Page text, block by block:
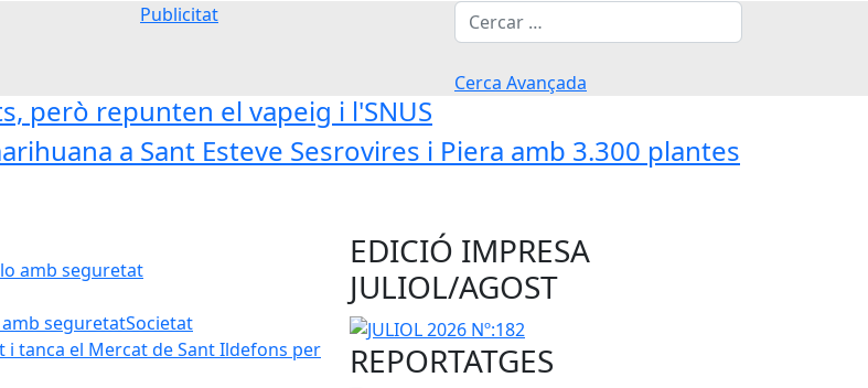
Publicitat Cerca
Cerca Avançada
però repunten el vapeig i l'SNUS
a Sant Esteve Sesrovires i Piera amb 3.300 plantes
amb seguretatSocietat
EDICIÓ IMPRESA
JULIOL/AGOST
REPORTATGES